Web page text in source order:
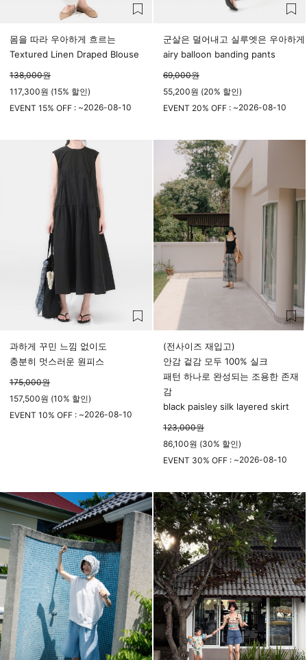
몸을 따라 우아하게 흐르는
Textured Linen Draped Blouse
138,000원
117,300원 (15% 할인)
EVENT 15% OFF : ~2026-08-10
군살은 덜어내고 실루엣은 우아하게
airy balloon banding pants
69,000원
55,200원 (20% 할인)
EVENT 20% OFF : ~2026-08-10
과하게 꾸민 느낌 없이도
충분히 멋스러운 원피스
175,000원
157,500원 (10% 할인)
EVENT 10% OFF : ~2026-08-10
(전사이즈 재입고)
안감 겉감 모두 100% 실크
패턴 하나로 완성되는 조용한 존재
감
black paisley silk layered skirt
123,000원
86,100원 (30% 할인)
EVENT 30% OFF : ~2026-08-10